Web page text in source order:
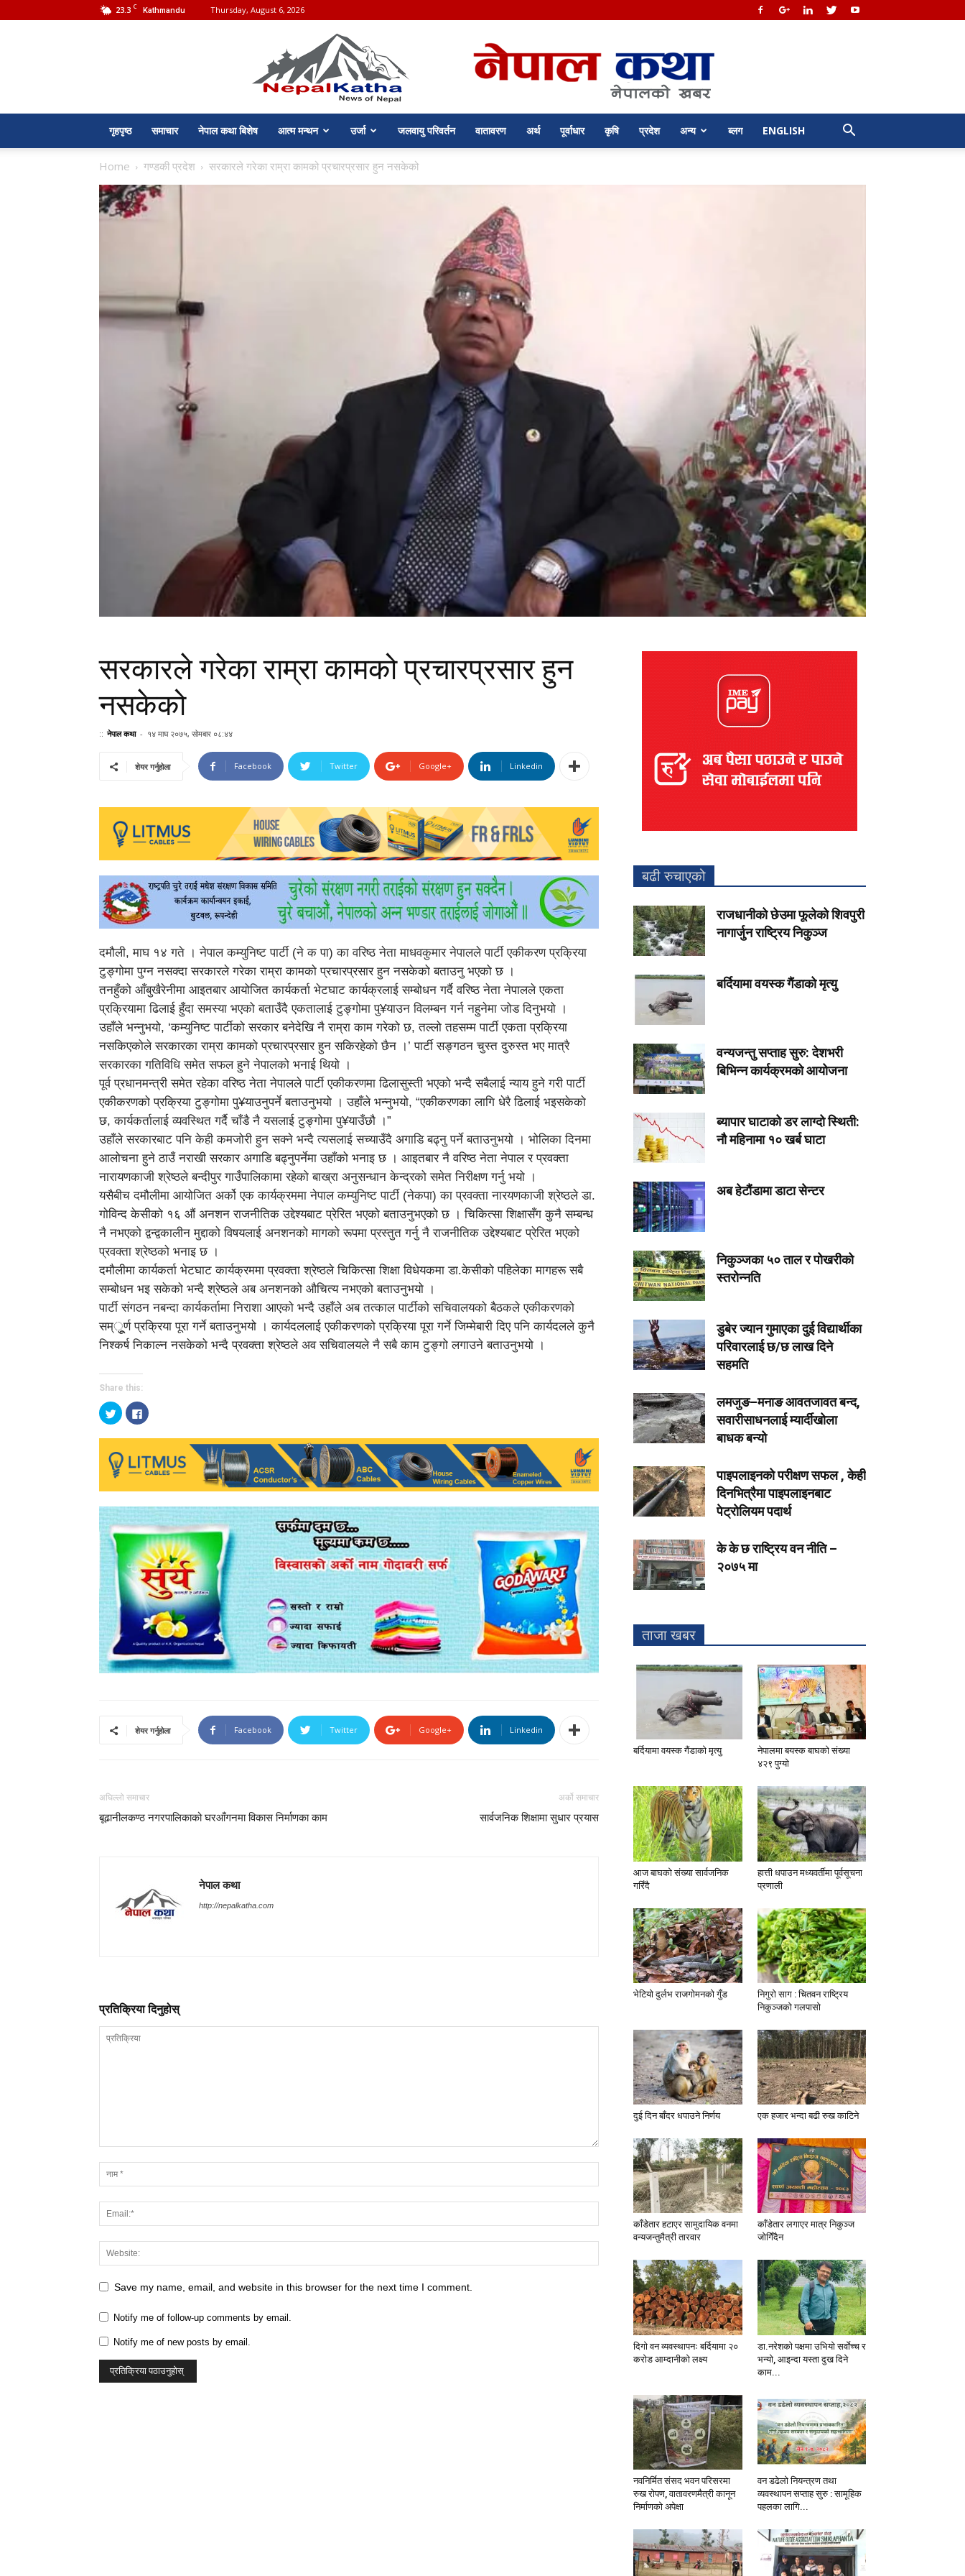
23.3 C Kathmandu Thursday, August 6, 2026
nepalkatha.com
गृहपृष्ठ समाचार नेपाल कथा बिशेष आत्म मन्थन उर्जा जलवायु परिवर्तन वातावरण अर्थ पूर्वाधार कृषि प्रदेश अन्य ब्लग ENGLISH
Home गण्डकी प्रदेश सरकारले गरेका राम्रा कामको प्रचारप्रसार हुन नसकेको
सरकारले गरेका राम्रा कामको प्रचारप्रसार हुन
नसकेको
:: नेपाल कथा - १४ माघ २०७५, सोमबार ०८:४४
शेयर गर्नुहोला Facebook Twitter Google+ Linkedin
दमौली, माघ १४ गते । नेपाल कम्युनिष्ट पार्टी (ने क पा) का वरिष्ठ नेता माधवकुमार नेपालले पार्टी एकीकरण प्रक्रिया
टुङ्गोमा पुग्न नसक्दा सरकारले गरेका राम्रा कामको प्रचारप्रसार हुन नसकेको बताउनु भएको छ ।
तनहुँको आँबुखैरेनीमा आइतबार आयोजित कार्यकर्ता भेटघाट कार्यक्रलाई सम्बोधन गर्दै वरिष्ठ नेता नेपालले एकता
प्रक्रियामा ढिलाई हुँदा समस्या भएको बताउँदै एकतालाई टुङ्गोमा पु¥याउन विलम्बन गर्न नहुनेमा जोड दिनुभयो ।
उहाँले भन्नुभयो, ‘कम्युनिष्ट पार्टीको सरकार बनेदेखि नै राम्रा काम गरेको छ, तल्लो तहसम्म पार्टी एकता प्रक्रिया
नसकिएकोले सरकारका राम्रा कामको प्रचारप्रसार हुन सकिरहेको छैन ।’ पार्टी सङ्गठन चुस्त दुरुस्त भए मात्रै
सरकारका गतिविधि समेत सफल हुने नेपालको भनाई थियो ।
पूर्व प्रधानमन्त्री समेत रहेका वरिष्ठ नेता नेपालले पार्टी एकीकरणमा ढिलासुस्ती भएको भन्दै सबैलाई न्याय हुने गरी पार्टी
एकीकरणको प्रक्रिया टुङ्गोमा पु¥याउनुपर्ने बताउनुभयो । उहाँले भन्नुभयो, “एकीकरणका लागि धेरै ढिलाई भइसकेको
छ, कार्यकर्तालाई व्यवस्थित गर्दै चाँडै नै यसलाई टुङ्गोमा पु¥याउँछौ ।”
उहाँले सरकारबाट पनि केही कमजोरी हुन सक्ने भन्दै त्यसलाई सच्याउँदै अगाडि बढ्नु पर्ने बताउनुभयो । भोलिका दिनमा
आलोचना हुने ठाउँ नराखी सरकार अगाडि बढ्नुपर्नेमा उहाँको भनाइ छ । आइतबार नै वरिष्ठ नेता नेपाल र प्रवक्ता
नारायणकाजी श्रेष्ठले बन्दीपुर गाउँपालिकामा रहेको बाख्रा अनुसन्धान केन्द्रको समेत निरीक्षण गर्नु भयो ।
यसैबीच दमौलीमा आयोजित अर्को एक कार्यक्रममा नेपाल कम्युनिष्ट पार्टी (नेकपा) का प्रवक्ता नारयणकाजी श्रेष्ठले डा.
गोविन्द केसीको १६ औं अनशन राजनीतिक उद्देश्यबाट प्रेरित भएको बताउनुभएको छ । चिकित्सा शिक्षासँग कुनै सम्बन्ध
नै नभएको द्वन्द्वकालीन मुद्दाको विषयलाई अनशनको मागको रूपमा प्रस्तुत गर्नु नै राजनीतिक उद्देश्यबाट प्रेरित भएको
प्रवक्ता श्रेष्ठको भनाइ छ ।
दमौलीमा कार्यकर्ता भेटघाट कार्यक्रममा प्रवक्ता श्रेष्ठले चिकित्सा शिक्षा विधेयकमा डा.केसीको पहिलेका मागहरू सबै
सम्बोधन भइ सकेको भन्दै श्रेष्ठले अब अनशनको औचित्य नभएको बताउनुभयो ।
पार्टी संगठन नबन्दा कार्यकर्तामा निराशा आएको भन्दै उहाँले अब तत्काल पार्टीको सचिवालयको बैठकले एकीकरणको
सम्ूुर्ण प्रक्रिया पूरा गर्ने बताउनुभयो । कार्यदललाई एकीकरणको प्रक्रिया पूरा गर्ने जिम्मेबारी दिए पनि कार्यदलले कुनै
निश्कर्ष निकाल्न नसकेको भन्दै प्रवक्ता श्रेष्ठले अव सचिवालयले नै सबै काम टुङ्गो लगाउने बताउनुभयो ।
Share this:
Click
to
share
on
(Opens
in
new
window)
Click
to
on
(Opens
in
new
window)
शेयर गर्नुहोला Facebook Twitter Google+ Linkedin
अघिल्लो समाचार
बूढानीलकण्ठ नगरपालिकाको घरआँगनमा विकास निर्माणका काम
अर्को समाचार
सार्वजनिक शिक्षामा सुधार प्रयास
नेपाल कथा
http://nepalkatha.com
प्रतिक्रिया दिनुहोस्
Save my name, email, and website in this browser for the next time I comment.
Notify me of follow-up comments by email.
Notify me of new posts by email.
बढी रुचाएको
राजधानीको छेउमा फूलेको शिवपुरी
नागार्जुन राष्ट्रिय निकुञ्ज
बर्दियामा वयस्क गैंडाको मृत्यु
वन्यजन्तु सप्ताह सुरु: देशभरी
बिभिन्न कार्यक्रमको आयोजना
ब्यापार घाटाको डर लाग्दो स्थिती:
नौ महिनामा १० खर्ब घाटा
अब हेटौंडामा डाटा सेन्टर
निकुञ्जका ५० ताल र पोखरीको
स्तरोन्नति
डुबेर ज्यान गुमाएका दुई विद्यार्थीका
परिवारलाई छ/छ लाख दिने
सहमति
लमजुङ–मनाङ आवतजावत बन्द,
सवारीसाधनलाई म्यार्दीखोला
बाधक बन्यो
पाइपलाइनको परीक्षण सफल , केही
दिनभित्रैमा पाइपलाइनबाट
पेट्रोलियम पदार्थ
के के छ राष्ट्रिय वन नीति –
२०७५ मा
ताजा खबर
बर्दियामा वयस्क गैंडाको मृत्यु
नेपालमा बयस्क बाघको संख्या
४२९ पुग्यो
आज बाघको संख्या सार्वजनिक
गरिँदै
हात्ती धपाउन मध्यवर्तीमा पूर्वसूचना
प्रणाली
भेटियो दुर्लभ राजगोमनको गुँड
निगुरो साग : चितवन राष्ट्रिय
निकुञ्जको गलपासो
दुई दिन बाँदर धपाउने निर्णय एक हजार भन्दा बढी रुख काटिने
काँडेतार हटाएर सामुदायिक वनमा
वन्यजन्तुमैत्री तारवार
काँडेतार लगाएर मात्र निकुञ्ज
जोगिँदैन
दिगो वन व्यवस्थापनः बर्दियामा २०
करोड आम्दानीको लक्ष्य
डा.नरेशको पक्षमा उभियो सर्वाेच्च र
भन्यो, आइन्दा यस्ता दुख दिने
काम...
नवनिर्मित संसद भवन परिसरमा
रुख रोपण, वातावरणमैत्री कानून
निर्माणको अपेक्षा
वन डढेलो नियन्त्रण तथा
व्यवस्थापन सप्ताह सुरु : सामूहिक
पहलका लागि...